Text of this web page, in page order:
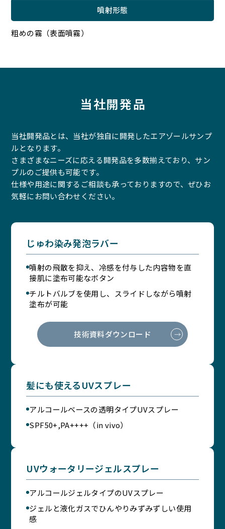
噴射形態
粗めの霧（表面噴霧）
当社開発品
当社開発品とは、当社が独自に開発したエアゾールサンプ
ルとなります。
さまざまなニーズに応える開発品を多数揃えており、サン
プルのご提供も可能です。
仕様や用途に関するご相談も承っておりますので、ぜひお
気軽にお問い合わせください。
じゅわ染み発泡ラバー
噴射の飛散を抑え、冷感を付与した内容物を直
接肌に塗布可能なボタン
チルトバルブを使用し、スライドしながら噴射
塗布が可能
技術資料ダウンロード
髪にも使えるUVスプレー
アルコールベースの透明タイプUVスプレー
SPF50+,PA++++（in vivo）
UVウォータリージェルスプレー
アルコールジェルタイプのUVスプレー
ジェルと液化ガスでひんやりみずみずしい使用
感